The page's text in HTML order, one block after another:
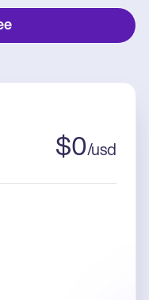
$0/usd